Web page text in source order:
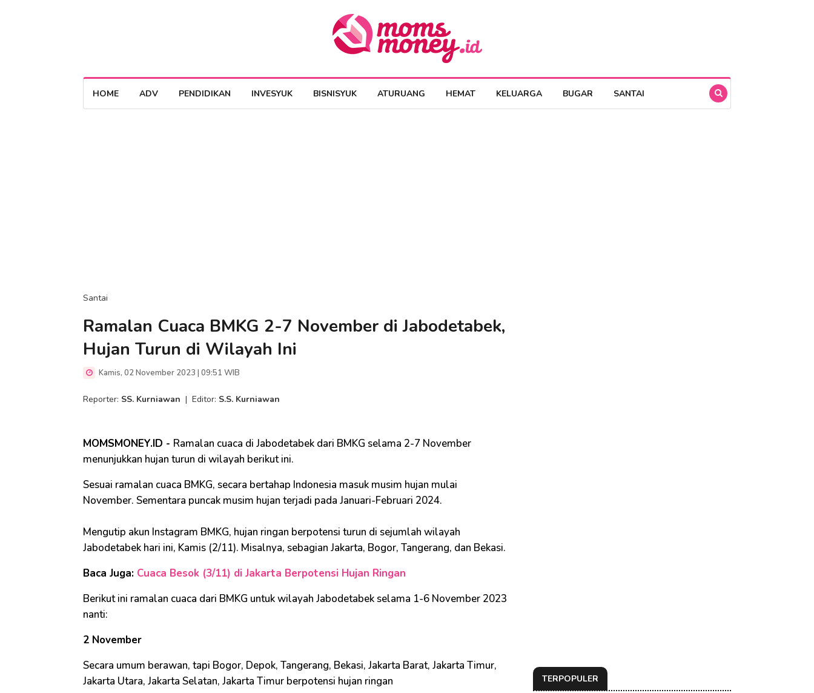
HOME ADV PENDIDIKAN INVESYUK BISNISYUK ATURUANG HEMAT KELUARGA BUGAR SANTAI
Santai
Ramalan Cuaca BMKG 2-7 November di Jabodetabek,
Hujan Turun di Wilayah Ini
Kamis, 02 November 2023 | 09:51 WIB
Reporter: SS. Kurniawan | Editor: S.S. Kurniawan
MOMSMONEY.ID - Ramalan cuaca di Jabodetabek dari BMKG selama 2-7 November
menunjukkan hujan turun di wilayah berikut ini.
Sesuai ramalan cuaca BMKG, secara bertahap Indonesia masuk musim hujan mulai
November. Sementara puncak musim hujan terjadi pada Januari-Februari 2024.
Mengutip akun Instagram BMKG, hujan ringan berpotensi turun di sejumlah wilayah
Jabodetabek hari ini, Kamis (2/11). Misalnya, sebagian Jakarta, Bogor, Tangerang, dan Bekasi.
Baca Juga: Cuaca Besok (3/11) di Jakarta Berpotensi Hujan Ringan
Berikut ini ramalan cuaca dari BMKG untuk wilayah Jabodetabek selama 1-6 November 2023
nanti:
2 November
Secara umum berawan, tapi Bogor, Depok, Tangerang, Bekasi, Jakarta Barat, Jakarta Timur,
Jakarta Utara, Jakarta Selatan, Jakarta Timur berpotensi hujan ringan
TERPOPULER